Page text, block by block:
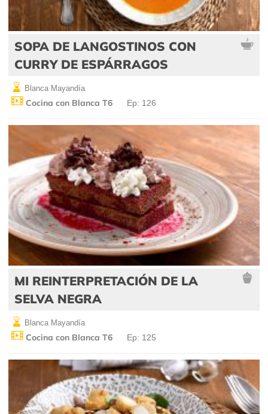
SOPA DE LANGOSTINOS CON
CURRY DE ESPÁRRAGOS
Blanca Mayandía
Cocina con Blanca T6 Ep: 126
MI REINTERPRETACIÓN DE LA
SELVA NEGRA
Blanca Mayandía
Cocina con Blanca T6 Ep: 125